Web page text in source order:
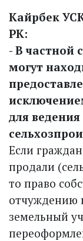
Кайрбек
РК:
- В частной
могут
для
Если
продали
то право
отчуждению
земельный